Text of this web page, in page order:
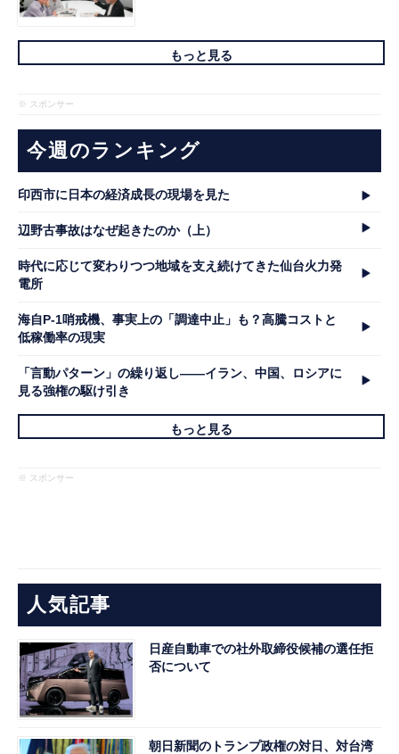
もっと見る
※ スポンサー
今週のランキング
印西市に日本の経済成長の現場を見た
辺野古事故はなぜ起きたのか（上）
時代に応じて変わりつつ地域を支え続けてきた仙台火力発
電所
海自P-1哨戒機、事実上の「調達中止」も？高騰コストと
低稼働率の現実
「言動パターン」の繰り返し――イラン、中国、ロシアに
見る強権の駆け引き
もっと見る
※ スポンサー
人気記事
日産自動車での社外取締役候補の選任拒
否について
朝日新聞のトランプ政権の対日、対台湾